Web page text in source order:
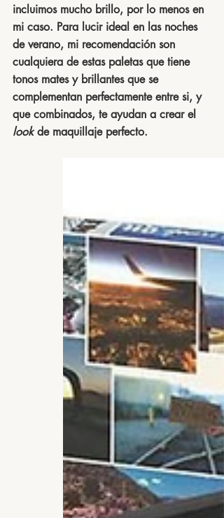
incluimos mucho brillo, por lo menos en
mi caso. Para lucir ideal en las noches
de verano, mi recomendación son
cualquiera de estas paletas que tiene
tonos mates y brillantes que se
complementan perfectamente entre si, y
que combinados, te ayudan a crear el
look de maquillaje perfecto.